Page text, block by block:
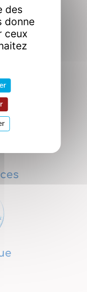
des
donne
ceux